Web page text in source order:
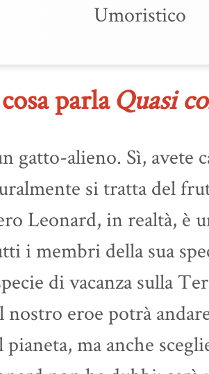
Umoristico
parlaQuasi
gatto-alieno. Sì, avete
si tratta del
Leonard, in realtà, è
i membri della sua
di vacanza sulla
eroe potrà
ma anche